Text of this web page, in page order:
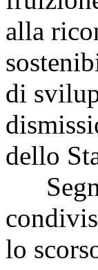
alla
di
dello
lo